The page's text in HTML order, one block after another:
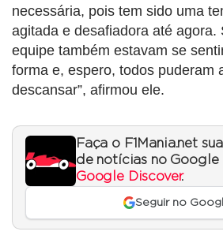
necessária, pois tem sido uma
agitada e desafiadora até agora.
equipe também estavam se
forma e, espero, todos puderam
descansar”, afirmou ele.
Faça o F1Mania.net
de notícias no Google
Google Discover.
Seguir no